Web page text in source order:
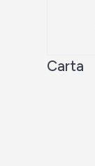
Carta